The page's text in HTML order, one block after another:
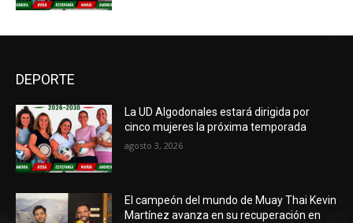
DEPORTE
La UD Algodonales estará dirigida por
cinco mujeres la próxima temporada
agosto 3, 2026
El campeón del mundo de Muay Thai Kevin
Martínez avanza en su recuperación en